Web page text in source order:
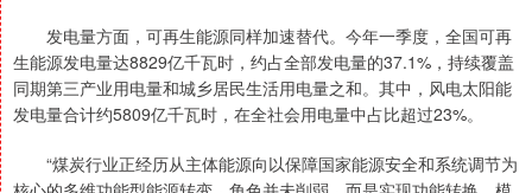
发电量方面，可再生能源同样加速替代。今年一季度，全国可再
生能源发电量达8829亿千瓦时，约占全部发电量的37.1%，持续覆盖
同期第三产业用电量和城乡居民生活用电量之和。其中，风电太阳能
发电量合计约5809亿千瓦时，在全社会用电量中占比超过23%。
“煤炭行业正经历从主体能源向以保障国家能源安全和系统调节为